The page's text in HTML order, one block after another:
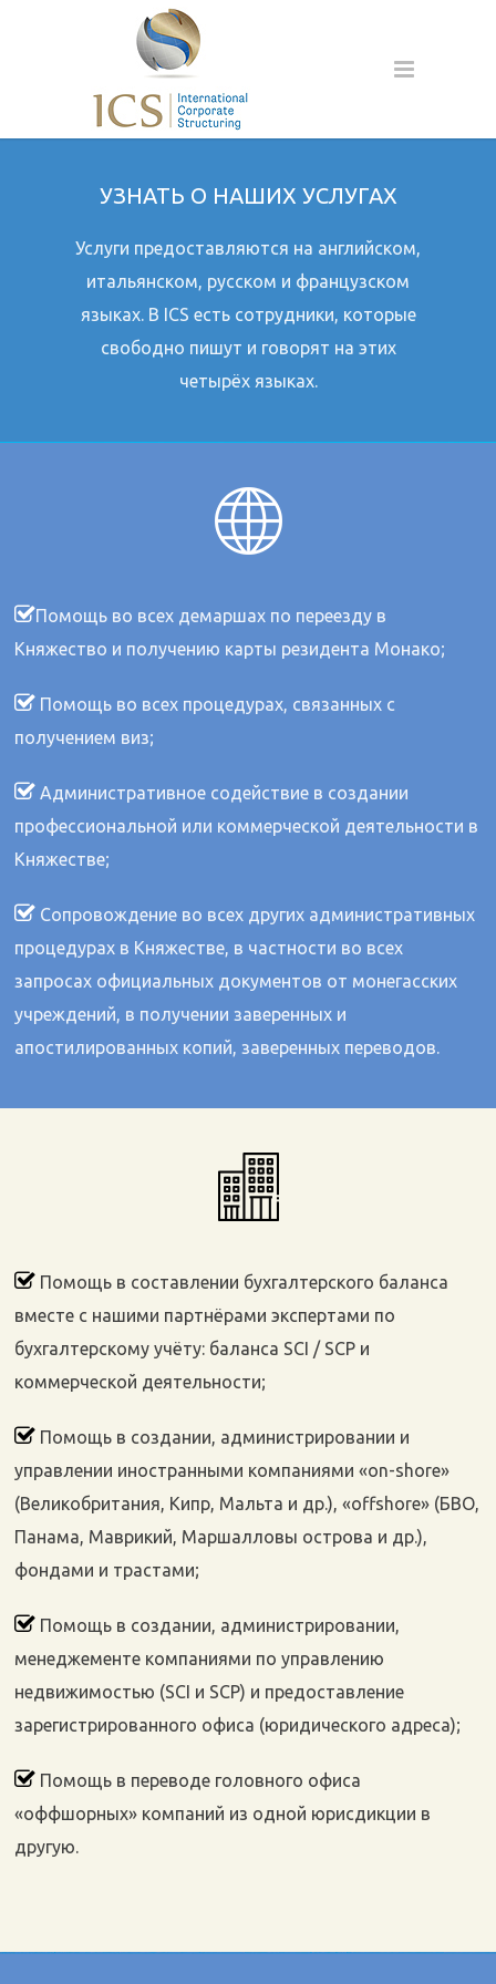
УЗНАТЬ О НАШИХ УСЛУГАХ
Услуги предоставляются на английском,
итальянском, русском и французском
языках. В ICS есть сотрудники, которые
свободно пишут и говорят на этих
четырёх языках.
Помощь во всех демаршах по переезду в
Княжество и получению карты резидента Монако;
Помощь во всех процедурах, связанных с
получением виз;
Административное содействие в создании
профессиональной или коммерческой деятельности в
Княжестве;
Сопровождение во всех других административных
процедурах в Княжестве, в частности во всех
запросах официальных документов от монегасских
учреждений, в получении заверенных и
апостилированных копий, заверенных переводов.
Помощь в составлении бухгалтерского баланса
вместе с нашими партнёрами экспертами по
бухгалтерскому учёту: баланса SCI / SCP и
коммерческой деятельности;
Помощь в создании, администрировании и
управлении иностранными компаниями «on-shore»
(Великобритания, Кипр, Мальта и др.), «offshore» (БВО,
Панама, Маврикий, Маршалловы острова и др.),
фондами и трастами;
Помощь в создании, администрировании,
менеджементе компаниями по управлению
недвижимостью (SCI и SCP) и предоставление
зарегистрированного офиса (юридического адреса);
Помощь в переводе головного офиса
«оффшорных» компаний из одной юрисдикции в
другую.